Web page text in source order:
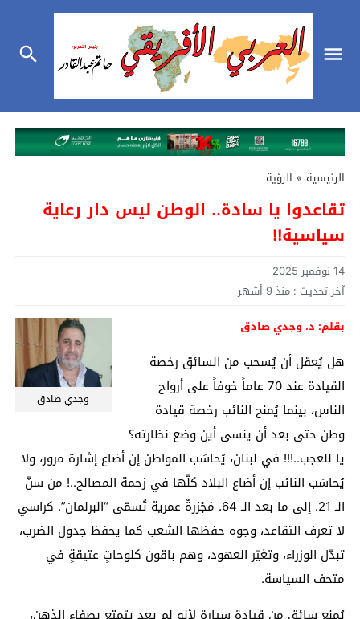
الرئيسية » الرؤية
تقاعدوا يا سادة.. الوطن ليس دار رعاية
سياسية!!
14 نوفمبر 2025
آخر تحديث : منذ 9 أشهر
وجدي صادق
بقلم: د. وجدي صادق
هل يُعقل أن يُسحب من السائق رخصة
القيادة عند 70 عاماً خوفاً على أرواح
الناس، بينما يُمنح النائب رخصة قيادة
وطن حتى بعد أن ينسى أين وضع نظارته؟
يا للعجب..!!! في لبنان، يُحاسَب المواطن إن أضاع إشارة مرور، ولا
يُحاسَب النائب إن أضاع البلاد كلّها في زحمة المصالح..! من سنّ
الـ 21. إلى ما بعد الـ 64. مَجْزرةٌ عمرية تُسمّى “البرلمان”. كراسي
لا تعرف التقاعد، وجوه حفظها الشعب كما يحفظ جدول الضرب،
تبدّل الوزراء، وتغيّر العهود، وهم باقون كلوحاتٍ عتيقةٍ في
متحف السياسة.